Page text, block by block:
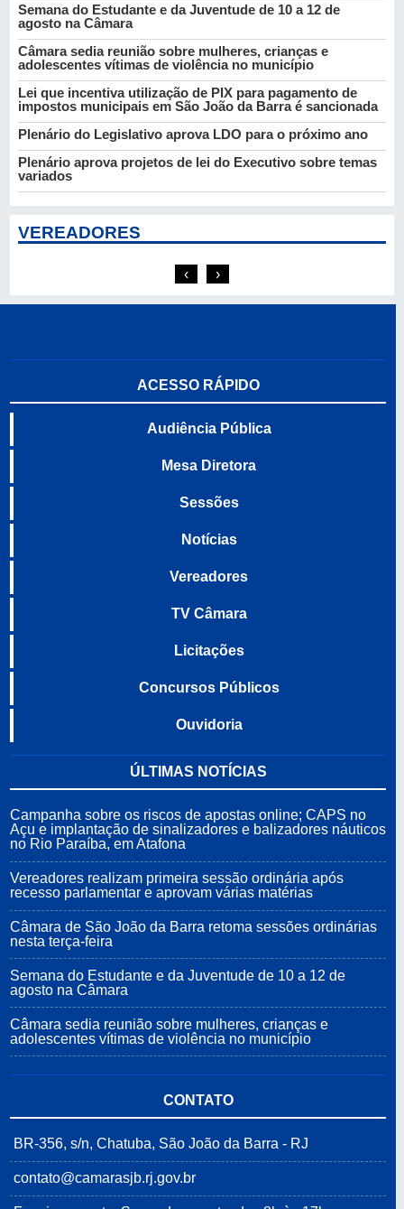
Semana do Estudante e da Juventude de 10 a 12 de
agosto na Câmara
Câmara sedia reunião sobre mulheres, crianças e
adolescentes vítimas de violência no município
Lei que incentiva utilização de PIX para pagamento de
impostos municipais em São João da Barra é sancionada
Plenário do Legislativo aprova LDO para o próximo ano
Plenário aprova projetos de lei do Executivo sobre temas
variados
VEREADORES
PL
Analiel Vianna Caio César
‹ ›
ACESSO RÁPIDO
Audiência Pública
Mesa Diretora
Sessões
Notícias
Vereadores
TV Câmara
Licitações
Concursos Públicos
Ouvidoria
ÚLTIMAS NOTÍCIAS
Campanha sobre os riscos de apostas online; CAPS no
Açu e implantação de sinalizadores e balizadores náuticos
no Rio Paraíba, em Atafona
Vereadores realizam primeira sessão ordinária após
recesso parlamentar e aprovam várias matérias
Câmara de São João da Barra retoma sessões ordinárias
nesta terça-feira
Semana do Estudante e da Juventude de 10 a 12 de
agosto na Câmara
Câmara sedia reunião sobre mulheres, crianças e
adolescentes vítimas de violência no município
CONTATO
BR-356, s/n, Chatuba, São João da Barra - RJ
contato@camarasjb.rj.gov.br